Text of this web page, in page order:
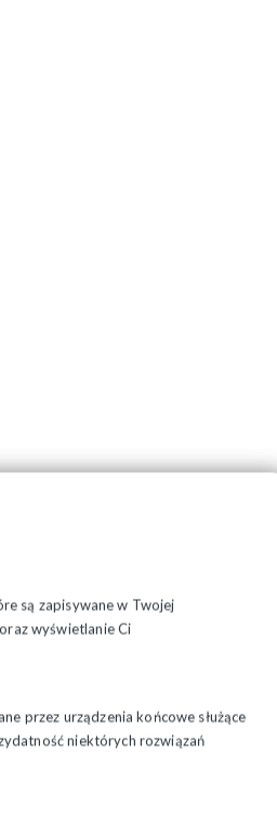
są zapisywane w Twojej
wyświetlanie Ci
przez urządzenia końcowe służące
niektórych rozwiązań